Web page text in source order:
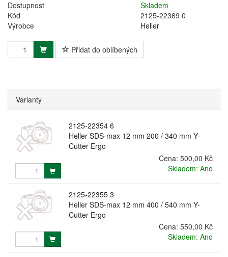
Dostupnost
Skladem
Kód
2125-22369 0
Výrobce
Heller
Přidat do oblíbených
Varianty
2125-22354 6
Heller SDS-max 12 mm 200 / 340 mm Y-
Cutter Ergo
Cena: 500,00 Kč
Skladem: Ano
2125-22355 3
Heller SDS-max 12 mm 400 / 540 mm Y-
Cutter Ergo
Cena: 550,00 Kč
Skladem: Ano